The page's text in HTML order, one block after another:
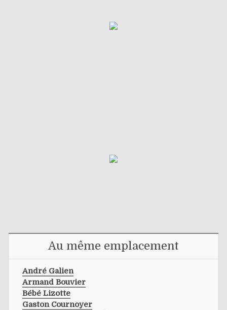
Au même emplacement
André Galien
Armand Bouvier
Bébé Lizotte
Gaston Cournoyer